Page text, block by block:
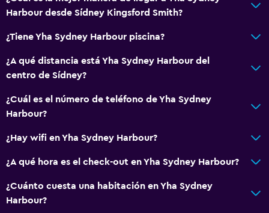
Bar/lounge
Máquina expendedora (bebidas)
Máquina expendedora (botanas)
Ducha
Papel higiénico
Baño privado
Harbour desde Sídney Kingsford Smith?
¿Tiene Yha Sydney Harbour piscina?
¿A qué distancia está Yha Sydney Harbour del
centro de Sídney?
¿Cuál es el número de teléfono de Yha Sydney
Harbour?
¿Hay wifi en Yha Sydney Harbour?
¿A qué hora es el check-out en Yha Sydney Harbour?
¿Cuánto cuesta una habitación en Yha Sydney
Harbour?